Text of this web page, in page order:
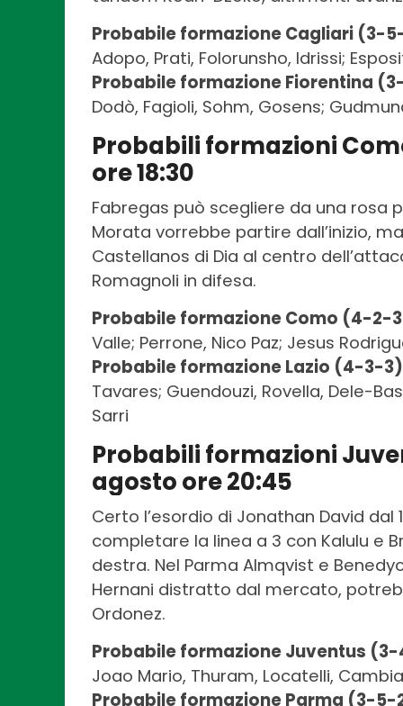
Probabile formazione Cagliari (3-
Adopo, Prati, Folorunsho, Idrissi;
Probabile formazione Fiorentina
Dodò, Fagioli, Sohm, Gosens;
Probabili formazioni
ore 18:30
Fabregas può scegliere da una rosa
Morata vorrebbe partire dall’inizio,
Castellanos di Dia al centro
Romagnoli in difesa.
Probabile formazione Como (4-2-
Valle; Perrone, Nico Paz; Jesus
Probabile formazione Lazio (4-3-3)
Tavares; Guendouzi, Rovella, Dele-
Sarri
Probabili formazioni
agosto ore 20:45
Certo l’esordio di Jonathan David dal
completare la linea a 3 con Kalulu e
destra. Nel Parma Almqvist e
Hernani distratto dal mercato,
Ordonez.
Probabile formazione Juventus
Joao Mario, Thuram, Locatelli,
Probabile formazione Parma (3-5-